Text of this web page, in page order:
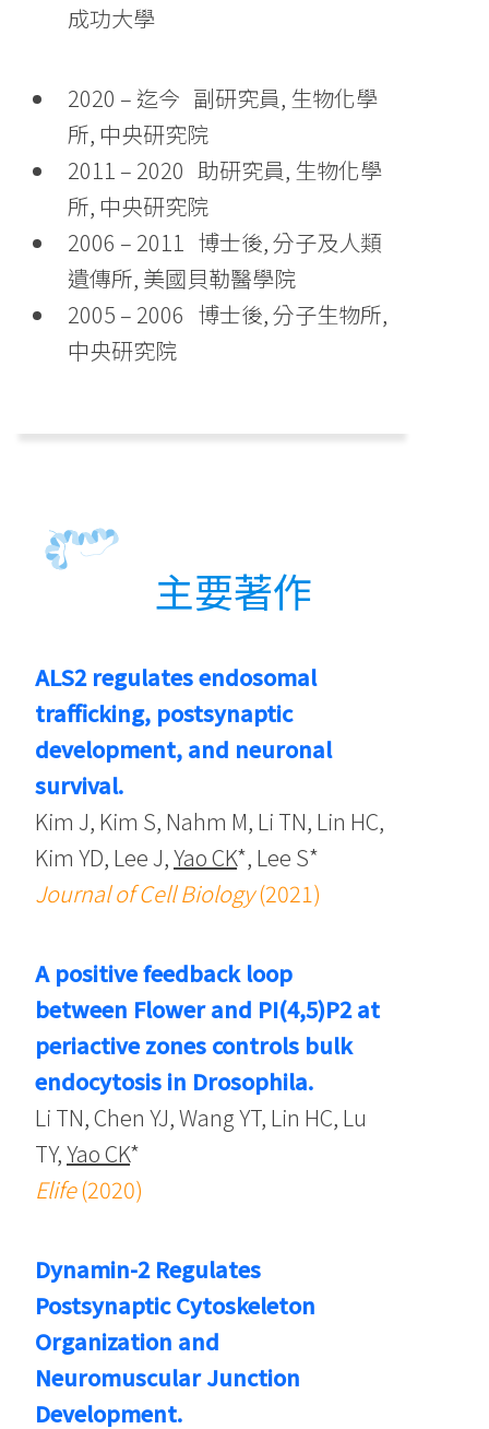
成功大學
2020 – 迄今 副研究員, 生物化學
所, 中央研究院
2011 – 2020 助研究員, 生物化學
所, 中央研究院
2006 – 2011 博士後, 分子及人類
遺傳所, 美國貝勒醫學院
2005 – 2006 博士後, 分子生物所,
中央研究院
主要著作
ALS2 regulates endosomal
trafficking, postsynaptic
development, and neuronal
survival.
Kim J, Kim S, Nahm M, Li TN, Lin HC,
Kim YD, Lee J,Yao CK*, Lee S*
Journal of Cell Biology(2021)
A positive feedback loop
between Flower and PI(4,5)P2 at
periactive zones controls bulk
endocytosis in Drosophila.
Li TN, Chen YJ, Wang YT, Lin HC, Lu
TY,Yao CK*
Elife(2020)
Dynamin-2 Regulates
Postsynaptic Cytoskeleton
Organization and
Neuromuscular Junction
Development.